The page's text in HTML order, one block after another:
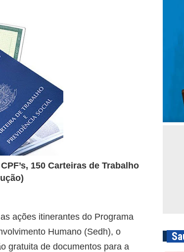
150 Carteiras de Trabalho
ações itinerantes do Programa
Humano (Sedh), o
gratuita de documentos para a